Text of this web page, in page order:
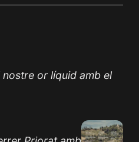
or líquid amb el